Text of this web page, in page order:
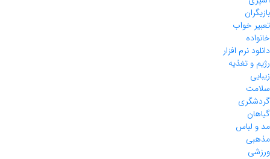
بازیگران
تعبیر خواب
خانواده
دانلود نرم افزار
رژیم و تغذیه
زیبایی
سلامت
گردشگری
گیاهان
مد و لباس
مذهبی
ورزشی